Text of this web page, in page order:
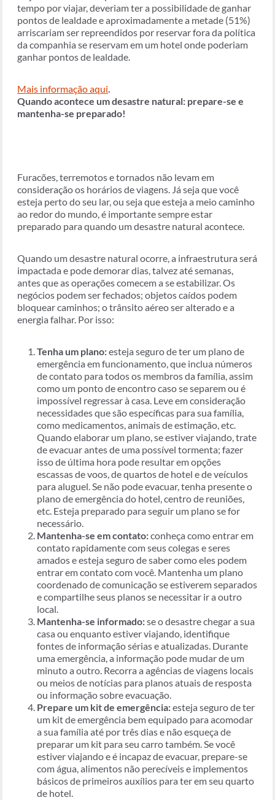
tempo por viajar, deveriam ter a possibilidade de ganhar
pontos de lealdade e aproximadamente a metade (51%)
arriscariam ser repreendidos por reservar fora da política
da companhia se reservam em um hotel onde poderiam
ganhar pontos de lealdade.
Mais informação aqui.
Quando acontece um desastre natural: prepare-se e
mantenha-se preparado!
Furacões, terremotos e tornados não levam em
consideração os horários de viagens. Já seja que você
esteja perto do seu lar, ou seja que esteja a meio caminho
ao redor do mundo, é importante sempre estar
preparado para quando um desastre natural acontece.
Quando um desastre natural ocorre, a infraestrutura será
impactada e pode demorar dias, talvez até semanas,
antes que as operações comecem a se estabilizar. Os
negócios podem ser fechados; objetos caídos podem
bloquear caminhos; o trânsito aéreo ser alterado e a
energia falhar. Por isso:
Tenha um plano:esteja seguro de ter um plano de
emergência em funcionamento, que inclua números
de contato para todos os membros da família, assim
como um ponto de encontro caso se separem ou é
impossível regressar à casa. Leve em consideração
necessidades que são específicas para sua família,
como medicamentos, animais de estimação, etc.
Quando elaborar um plano, se estiver viajando, trate
de evacuar antes de uma possível tormenta; fazer
isso de última hora pode resultar em opções
escassas de voos, de quartos de hotel e de veículos
para aluguel. Se não pode evacuar, tenha presente o
plano de emergência do hotel, centro de reuniões,
etc. Esteja preparado para seguir um plano se for
necessário.
Mantenha-se em contato:conheça como entrar em
contato rapidamente com seus colegas e seres
amados e esteja seguro de saber como eles podem
entrar em contato com você. Mantenha um plano
coordenado de comunicação se estiverem separados
e compartilhe seus planos se necessitar ir a outro
local.
Mantenha-se informado:se o desastre chegar a sua
casa ou enquanto estiver viajando, identifique
fontes de informação sérias e atualizadas. Durante
uma emergência, a informação pode mudar de um
minuto a outro. Recorra a agências de viagens locais
ou meios de notícias para planos atuais de resposta
ou informação sobre evacuação.
Prepare um kit de emergência:esteja seguro de ter
um kit de emergência bem equipado para acomodar
a sua família até por três dias e não esqueça de
preparar um kit para seu carro também. Se você
estiver viajando e é incapaz de evacuar, prepare-se
com água, alimentos não perecíveis e implementos
básicos de primeiros auxílios para ter em seu quarto
de hotel.